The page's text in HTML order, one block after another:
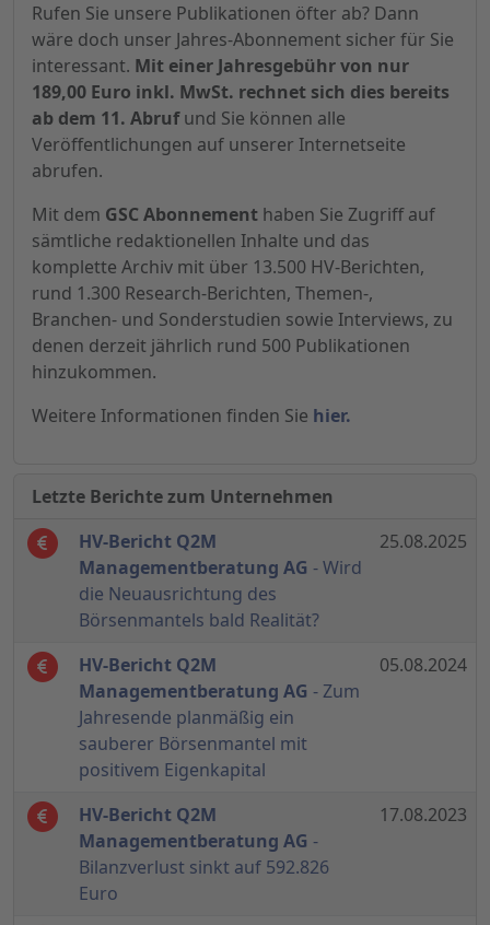
Rufen Sie unsere Publikationen öfter ab? Dann
wäre doch unser Jahres-Abonnement sicher für Sie
interessant. Mit einer Jahresgebühr von nur
189,00 Euro inkl. MwSt. rechnet sich dies bereits
ab dem 11. Abrufund Sie können alle
Veröffentlichungen auf unserer Internetseite
abrufen.
Mit dem GSC Abonnement haben Sie Zugriff auf
sämtliche redaktionellen Inhalte und das
komplette Archiv mit über 13.500 HV-Berichten,
rund 1.300 Research-Berichten, Themen-,
Branchen- und Sonderstudien sowie Interviews, zu
denen derzeit jährlich rund 500 Publikationen
hinzukommen.
Weitere Informationen finden Sie hier.
Letzte Berichte zum Unternehmen
HV-Bericht Q2M
Managementberatung AG - Wird
die Neuausrichtung des
Börsenmantels bald Realität?
25.08.2025
HV-Bericht Q2M
Managementberatung AG - Zum
Jahresende planmäßig ein
sauberer Börsenmantel mit
positivem Eigenkapital
05.08.2024
HV-Bericht Q2M
Managementberatung AG -
Bilanzverlust sinkt auf 592.826
Euro
17.08.2023